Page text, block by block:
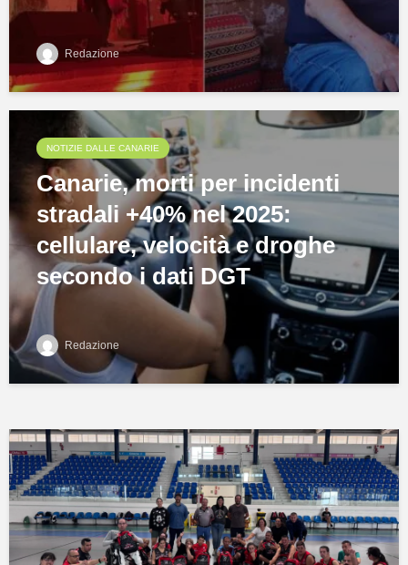
Redazione
NOTIZIE DALLE CANARIE
Canarie, morti per incidenti
stradali +40% nel 2025:
cellulare, velocità e droghe
secondo i dati DGT
Redazione